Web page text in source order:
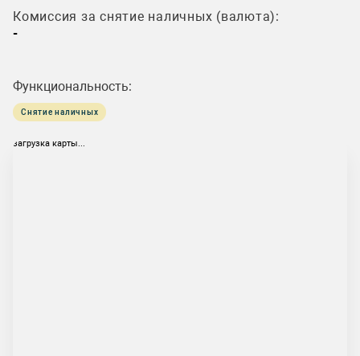
Комиссия за снятие наличных (валюта):
-
Функциональность:
Снятие наличных
загрузка карты...